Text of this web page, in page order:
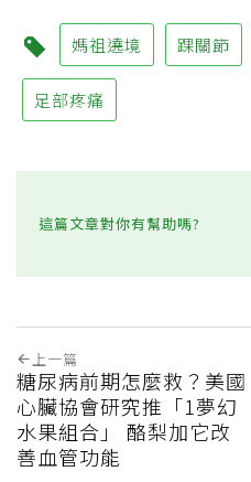
媽祖遶境 踝關節
足部疼痛
這篇文章對你有幫助嗎?
上一篇
糖尿病前期怎麼救？美國
心臟協會研究推「1夢幻
水果組合」 酪梨加它改
善血管功能